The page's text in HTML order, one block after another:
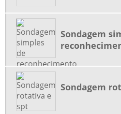
Sondagem
Sondagem